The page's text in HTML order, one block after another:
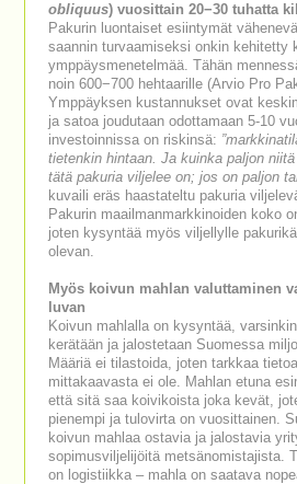
obliquus) vuosittain 20−30 tuhatta
Pakurin luontaiset esiintymät
saannin turvaamiseksi onkin kehitetty
ymppäysmenetelmää. Tähän
noin 600−700 hehtaarille (Arvio Pro
Ymppäyksen kustannukset ovat
ja satoa joudutaan odottamaan 5-10
investoinnissa on riskinsä:
tietenkin hintaan. Ja kuinka paljon
tätä pakuria viljelee on; jos on paljon
kuvaili eräs haastateltu pakuria
Pakurin maailmanmarkkinoiden koko
joten kysyntää myös viljellylle
olevan.
Myös koivun mahlan valuttaminen
luvan
Koivun mahlalla on kysyntää,
kerätään ja jalostetaan Suomessa
Määriä ei tilastoida, joten tarkkaa
mittakaavasta ei ole. Mahlan etuna
että sitä saa koivikoista joka kevät,
pienempi ja tulovirta on vuosittainen.
koivun mahlaa ostavia ja jalostavia
sopimusviljelijöitä metsänomistajista.
on logistiikka – mahla on saatava